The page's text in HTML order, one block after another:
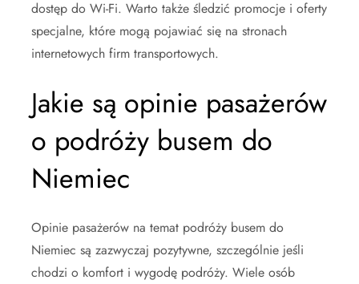
dostęp do Wi-Fi. Warto także śledzić promocje i oferty
specjalne, które mogą pojawiać się na stronach
internetowych firm transportowych.
Jakie są opinie pasażerów
o podróży busem do
Niemiec
Opinie pasażerów na temat podróży busem do
Niemiec są zazwyczaj pozytywne, szczególnie jeśli
chodzi o komfort i wygodę podróży. Wiele osób